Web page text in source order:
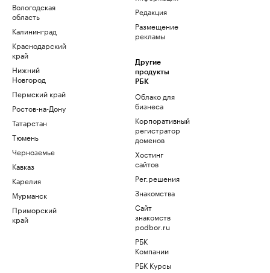
Вологодская
область
Калининград
Краснодарский
край
Нижний
Новгород
Пермский край
Ростов-на-Дону
Татарстан
Тюмень
Черноземье
Кавказ
Карелия
Мурманск
Приморский
край
Редакция
Размещение
рекламы
Другие
продукты
РБК
Облако для
бизнеса
Корпоративный
регистратор
доменов
Хостинг
сайтов
Рег.решения
Знакомства
Сайт
знакомств
podbor.ru
РБК
Компании
РБК Курсы